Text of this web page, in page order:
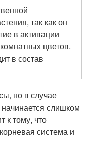
так как он
в активации
цветов.
в состав
но в случае
слишком
к тому, что
система и